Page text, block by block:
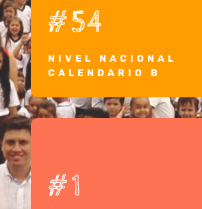
#54
NIVEL NACIONAL
CALENDARIO B
#1